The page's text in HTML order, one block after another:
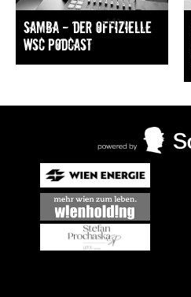
Samba — Der offizielle
WSC Podcast